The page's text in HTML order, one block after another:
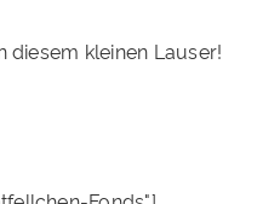
diesem kleinen Lauser!